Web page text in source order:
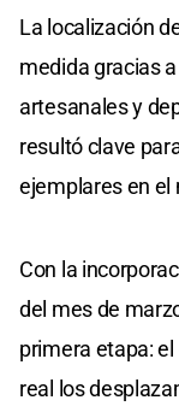
La localización
medida gracias
artesanales y
resultó clave
ejemplares en
Con la
del mes de
primera etapa:
real los